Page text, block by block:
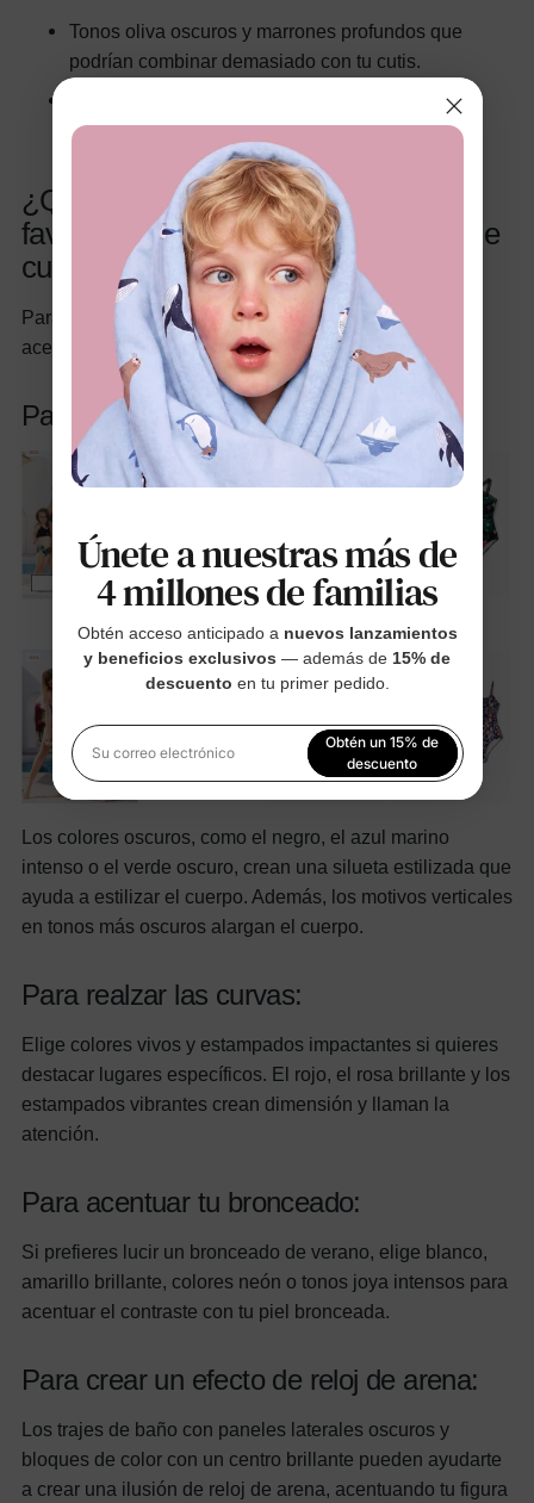
Tonos oliva oscuros y marrones profundos que
podrían combinar demasiado con tu cutis.
Tonos apagados y polvorientos que carecen de
suficiente contraste
¿Qué colores son los más
favorecedores para todos los tipos de
cuerpo?
Para equilibrar un look, diferentes colores pueden
acentuar o minimizar rasgos específicos.
Para crear un efecto adelgazante:
Los colores oscuros, como el negro, el azul marino
intenso o el verde oscuro, crean una silueta estilizada que
ayuda a estilizar el cuerpo. Además, los motivos verticales
en tonos más oscuros alargan el cuerpo.
Para realzar las curvas:
Elige colores vivos y estampados impactantes si quieres
destacar lugares específicos. El rojo, el rosa brillante y los
estampados vibrantes crean dimensión y llaman la
atención.
Para acentuar tu bronceado:
Si prefieres lucir un bronceado de verano, elige blanco,
amarillo brillante, colores neón o tonos joya intensos para
acentuar el contraste con tu piel bronceada.
Para crear un efecto de reloj de arena:
Los trajes de baño con paneles laterales oscuros y
bloques de color con un centro brillante pueden ayudarte
a crear una ilusión de reloj de arena, acentuando tu figura
Únete a nuestras más de
4 millones de familias
Obtén acceso anticipado a nuevos lanzamientos
y beneficios exclusivos — además de 15% de
descuento en tu primer pedido.
Su correo electrónico
Obtén un 15% de
descuento